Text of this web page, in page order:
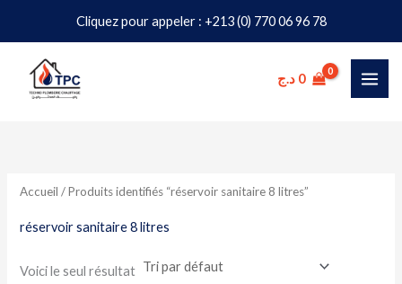
Cliquez pour appeler : +213 (0) 770 06 96 78
contenu
0 د.ج
Accueil / Produits identifiés “réservoir sanitaire 8 litres”
réservoir sanitaire 8 litres
Voici le seul résultat